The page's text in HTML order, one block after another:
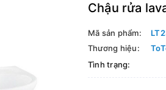
Chậu rửa
Mã sản phẩm:
Thương hiệu:
Tình trạng: